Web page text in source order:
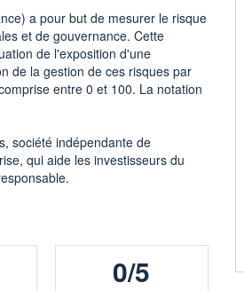
a pour but de mesurer le risque
et de gouvernance. Cette
de l'exposition d'une
de la gestion de ces risques par
entre 0 et 100. La notation
société indépendante de
qui aide les investisseurs du
0/5